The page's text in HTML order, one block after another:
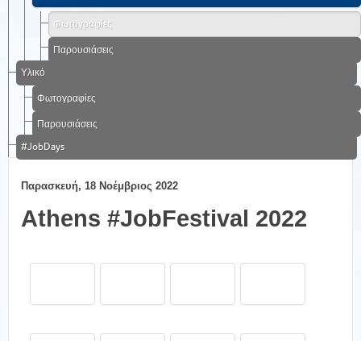
Φωτογραφίες
Παρουσιάσεις
Υλικό
Φωτογραφίες
Παρουσιάσεις
#JobDays
Παρασκευή, 18 Νοέμβριος 2022
Athens #JobFestival 2022